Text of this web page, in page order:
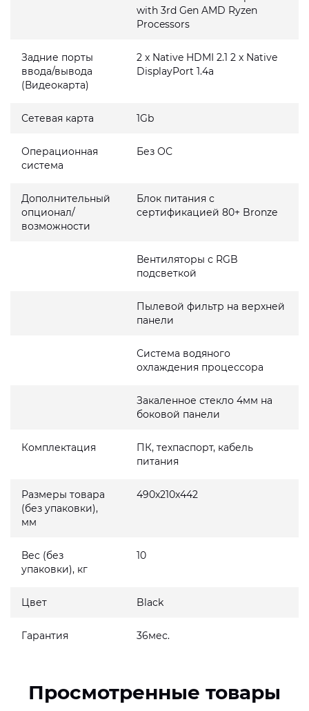
with 3rd Gen AMD Ryzen
Processors
Задние порты
ввода/вывода
(Видеокарта)
2 x Native HDMI 2.1 2 x Native
DisplayPort 1.4a
Сетевая карта 1Gb
Операционная
система
Без ОС
Дополнительный
опционал/
возможности
Блок питания с
сертификацией 80+ Bronze
Вентиляторы с RGB
подсветкой
Пылевой фильтр на верхней
панели
Система водяного
охлаждения процессора
Закаленное стекло 4мм на
боковой панели
Комплектация
ПК, техпаспорт, кабель
питания
Размеры товара
(без упаковки),
мм
490x210x442
Вес (без
упаковки), кг
10
Цвет Black
Гарантия 36мес.
Просмотренные товары